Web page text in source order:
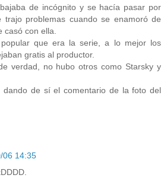
de incógnito y se hacía pasar por
trajo problemas cuando se enamoró de
casó con ella.
que era la serie, a lo mejor los
gratis al productor.
verdad, no hubo otros como Starsky y
dando de sí el comentario de la foto del
06 14:35